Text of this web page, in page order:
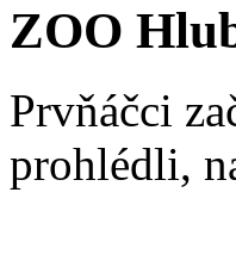
ZOO
Prvňáčci
prohlédli,